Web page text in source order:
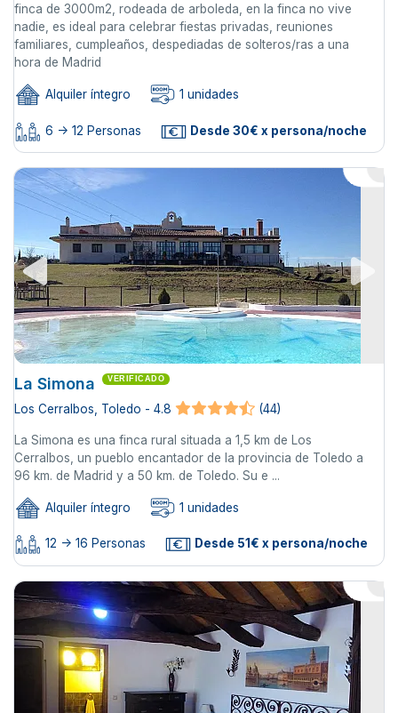
finca de 3000m2, rodeada de arboleda, en la finca no vive
nadie, es ideal para celebrar fiestas privadas, reuniones
familiares, cumpleaños, despediadas de solteros/ras a una
hora de Madrid
Alquiler íntegro 1 unidades
6 -> 12 Personas Desde 30€ x persona/noche
La Simona VERIFICADO
Los Cerralbos, Toledo - 4.8 (44)
La Simona es una finca rural situada a 1,5 km de Los
Cerralbos, un pueblo encantador de la provincia de Toledo a
96 km. de Madrid y a 50 km. de Toledo. Su e ...
Alquiler íntegro 1 unidades
12 -> 16 Personas Desde 51€ x persona/noche